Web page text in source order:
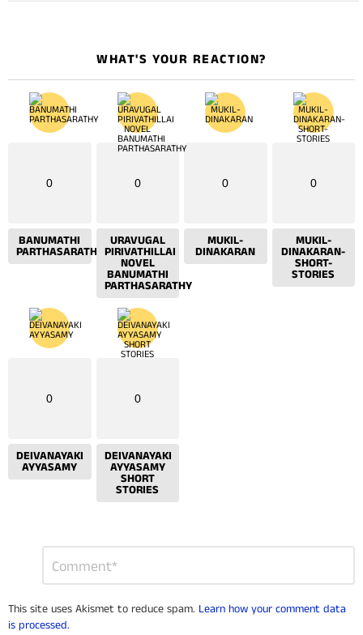
WHAT'S YOUR REACTION?
0
BANUMATHI
PARTHASARATHY
0
URAVUGAL
PIRIVATHILLAI
NOVEL
BANUMATHI
PARTHASARATHY
0
MUKIL-
DINAKARAN
0
MUKIL-
DINAKARAN-
SHORT-
STORIES
0
DEIVANAYAKI
AYYASAMY
0
DEIVANAYAKI
AYYASAMY
SHORT
STORIES
This site uses Akismet to reduce spam. Learn how your comment data
is processed.